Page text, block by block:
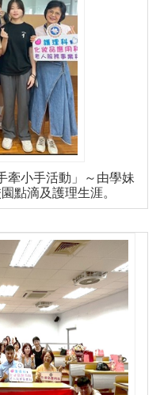
牽小手活動」～由學妹
點滴及護理生涯。